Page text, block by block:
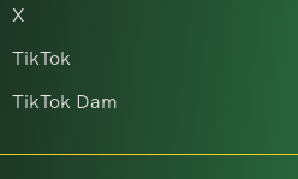
X
TikTok
TikTok Dam